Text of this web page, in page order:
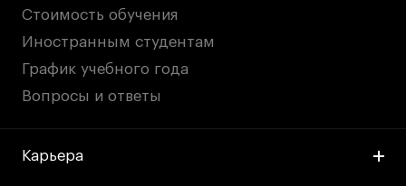
Стоимость обучения
Иностранным студентам
График учебного года
Вопросы и ответы
Карьера